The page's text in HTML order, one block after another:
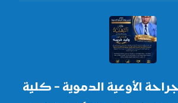
أكتوبر 2026،
الأوعية الدموية – كلية